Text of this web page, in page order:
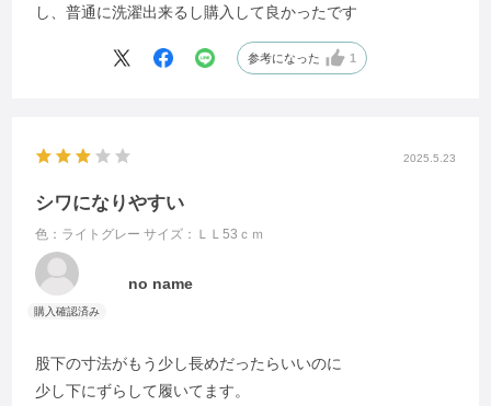
し、普通に洗濯出来るし購入して良かったです
参考になった 1
2025.5.23
シワになりやすい
色：ライトグレー サイズ：ＬＬ53ｃｍ
no name
股下の寸法がもう少し長めだったらいいのに
少し下にずらして履いてます。